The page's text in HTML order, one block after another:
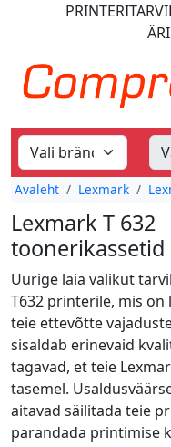
Avaleht Lexmark
Lexmark T 632
toonerikassetid
Uurige laia valikut
T632 printerile, mis on
teie ettevõtte
sisaldab erinevaid
tagavad, et teie
tasemel.
aitavad säilitada teie
parandada printimise